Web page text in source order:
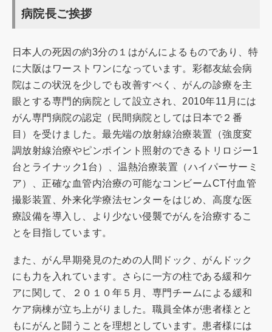
病院長ご挨拶
日本人の死因の約3分の１はがんによるものであり、特
に大阪はワーストワンになっています。彩都友紘会病
院はこの状況を少しでも改善すべく、がんの診療を主
眼とする専門的病院として設立され、2010年11月には
がん専門病院の認定（民間病院としては日本で２番
目）を受けました。最先端の放射線治療装置（強度変
調放射線治療やピンポイント照射のできるトリロジー1
台とライナック1台）、温熱治療装置（ハイパーサーミ
ア）、正確な血管内治療の可能なコンビームCT付血管
撮影装置、外来化学療法センターをはじめ、高度な医
療設備を導入し、より少ない侵襲でがんを治療するこ
とを目指しています。
また、がん早期発見のための人間ドック、がんドック
にも力を入れています。さらに一方の柱である緩和ケ
アに関して、２０１０年５月、専門チームによる緩和
ケア病棟が立ち上がりました。職員全体が患者様とと
もにがんと闘うことを理想としています。患者様には